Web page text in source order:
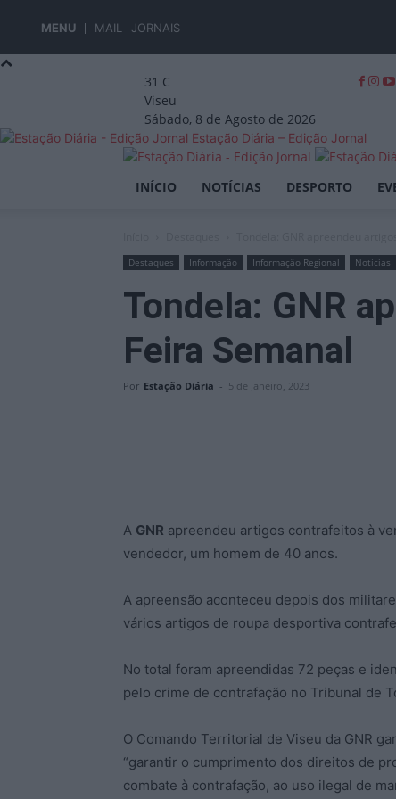
MENU MAIL JORNAIS
31 C
Viseu
Sábado, 8 de Agosto de 2026
Estação Diária – Edição Jornal
INÍCIO NOTÍCIAS DESPORTO
Destaques Informação Informação Regional Notícias
Tondela: GNR
Feira Semanal
Por Estação Diária - 5 de Janeiro, 2023
A GNR apreendeu artigos contrafeitos à
vendedor, um homem de 40 anos.
A apreensão aconteceu depois dos
vários artigos de roupa desportiva
No total foram apreendidas 72 peças e
pelo crime de contrafação no Tribunal de
O Comando Territorial de Viseu da GNR
“garantir o cumprimento dos direitos de
combate à contrafação, ao uso ilegal de